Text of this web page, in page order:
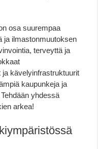
osa suurempaa
ja ilmastonmuutoksen
terveyttä ja
kävelyinfrastruktuurit
kaupunkeja ja
yhdessä
arkea!